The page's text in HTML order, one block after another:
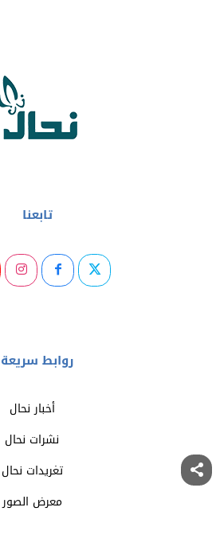
تابعنا
روابط سريعة
أخبار نحال
نشرات نحال
تغريدات نحال
معرض الصور